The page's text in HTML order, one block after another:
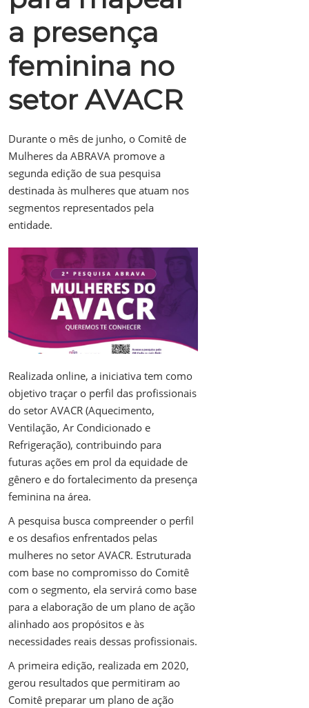
a presença
feminina no
setor AVACR
Durante o mês de junho, o Comitê de
Mulheres da ABRAVA promove a
segunda edição de sua pesquisa
destinada às mulheres que atuam nos
segmentos representados pela
entidade.
Realizada online, a iniciativa tem como
objetivo traçar o perfil das profissionais
do setor AVACR (Aquecimento,
Ventilação, Ar Condicionado e
Refrigeração), contribuindo para
futuras ações em prol da equidade de
gênero e do fortalecimento da presença
feminina na área.
A pesquisa busca compreender o perfil
e os desafios enfrentados pelas
mulheres no setor AVACR. Estruturada
com base no compromisso do Comitê
com o segmento, ela servirá como base
para a elaboração de um plano de ação
alinhado aos propósitos e às
necessidades reais dessas profissionais.
A primeira edição, realizada em 2020,
gerou resultados que permitiram ao
Comitê preparar um plano de ação